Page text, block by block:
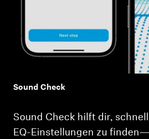
Sound Check
Sound Check hilft dir,
EQ-Einstellungen zu